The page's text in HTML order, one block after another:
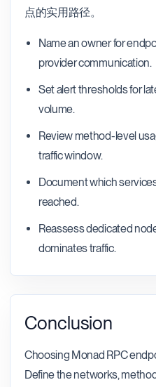
点的实用路径。
Name an owner for
provider communication.
Set alert thresholds for
volume.
Review method-level
traffic window.
Document which
reached.
Reassess dedicated
dominates traffic.
Conclusion
Choosing Monad RPC
Define the networks,